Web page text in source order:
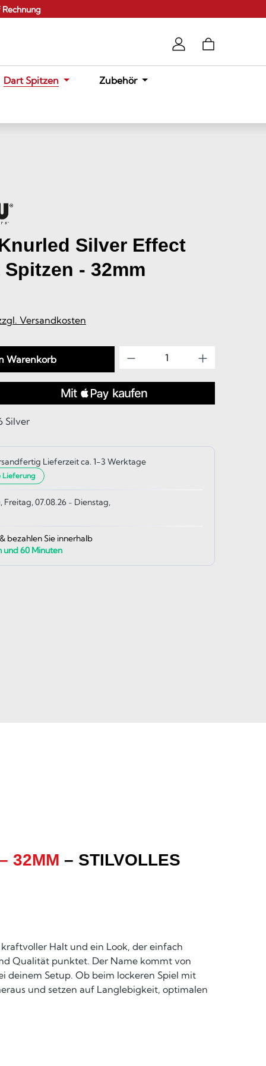
Dart Spitzen Zubehör
Silver Effect
- 32mm
Versandkosten
Produkt Anzahl: Gib
Warenkorb
Silver
Lieferzeit ca. 1-3 Werktage
Lieferung
Freitag, 07.08.26 - Dienstag,
bezahlen Sie innerhalb
und60 Minuten
32MM – STILVOLLES
Halt und ein Look, der einfach
Qualität punktet. Der Name kommt von
deinem Setup. Ob beim lockeren Spiel mit
und setzen auf Langlebigkeit, optimalen